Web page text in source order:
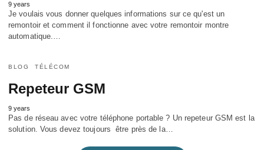
query
and
hit
9 years
Je voulais vous donner quelques informations sur ce qu'est un
remontoir et comment il fonctionne avec votre remontoir montre
automatique.…
BLOG TÉLÉCOM
Repeteur GSM
9 years
Pas de réseau avec votre téléphone portable ? Un repeteur GSM est la
solution. Vous devez toujours être près de la…